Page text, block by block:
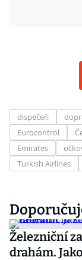
dispečeři
Eurocontrol
Emirates
Turkish Airlines
Železniční
drahám.